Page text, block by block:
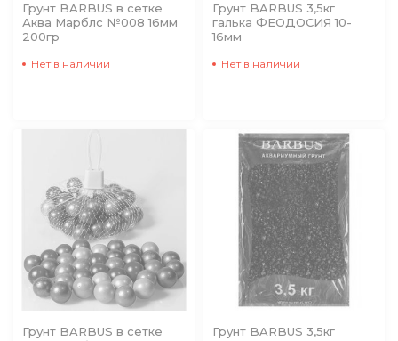
Грунт BARBUS в сетке
Аква Марблс №008 16мм
200гр
Нет в наличии
Грунт BARBUS 3,5кг
галька ФЕОДОСИЯ 10-
16мм
Нет в наличии
Грунт BARBUS в сетке
Грунт BARBUS 3,5кг